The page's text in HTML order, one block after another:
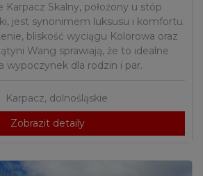
Karpacz Skalny, położony u stóp
jest synonimem luksusu i komfortu.
bliskość wyciągu Kolorowa oraz
Wang sprawiają, że to idealne
wypoczynek dla rodzin i par.
Karpacz, dolnośląskie
Zobrazit detaily